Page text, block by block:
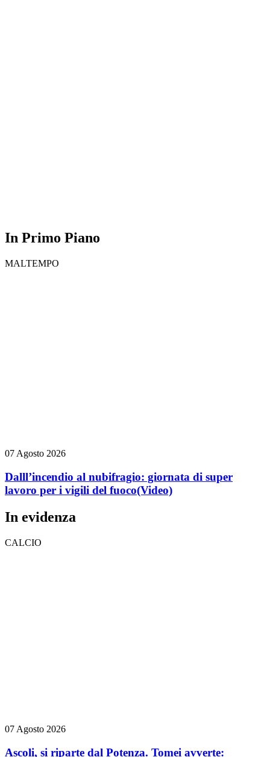
In Primo Piano
MALTEMPO
07 Agosto 2026
Dalll’incendio al nubifragio: giornata di super
lavoro per i vigili del fuoco(Video)
In evidenza
CALCIO
07 Agosto 2026
Ascoli, si riparte dal Potenza. Tomei avverte: